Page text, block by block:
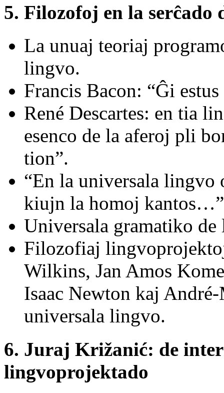
5. Filozofoj en la
La unuaj teoriaj
lingvo.
Francis Bacon: “Ĝi
René Descartes: en tia
esenco de la aferoj pli
tion”.
“En la universala
kiujn la homoj
Universala gramatiko
Filozofiaj
Wilkins, Jan Amos
Isaac Newton kaj
universala lingvo.
6. Juraj Križanić: de
lingvoprojektado